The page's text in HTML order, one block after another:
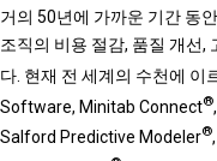
거의 50년에 가까운 기간 동
조직의 비용 절감, 품질 개선,
다. 현재 전 세계의 수천에 이
Software, Minitab Connect®
Salford Predictive Modeler®